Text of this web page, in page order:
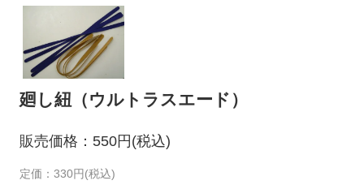
廻し紐（ウルトラスエード）
販売価格：550円(税込)
定価：330円(税込)